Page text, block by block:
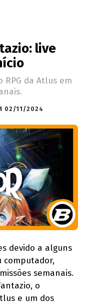
live
RPG da Atlus em
02/11/2024
devido a alguns
computador,
semanais.
o
e um dos